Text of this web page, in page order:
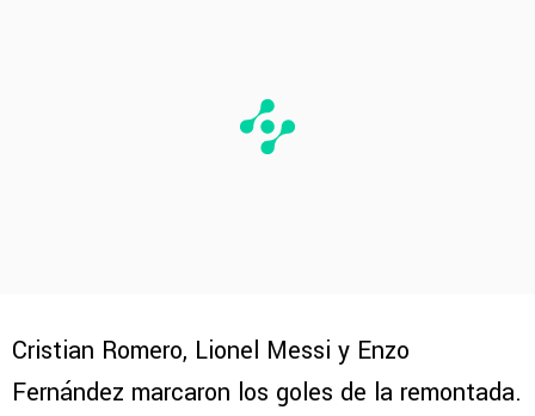
Cristian Romero, Lionel Messi y Enzo
Fernández marcaron los goles de la remontada.